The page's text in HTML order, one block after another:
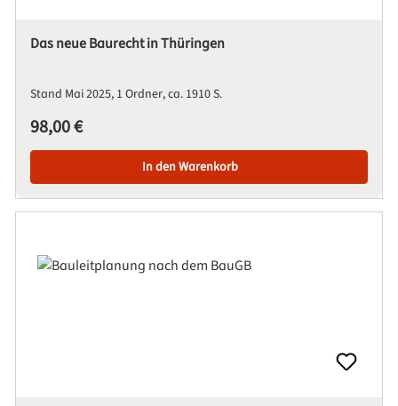
Das neue Baurecht in Thüringen
Stand Mai 2025 1 Ordnerca. 1910 S.
Regulärer Preis:
98,00 €
In den Warenkorb